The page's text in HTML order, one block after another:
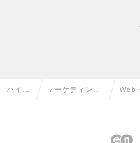
ハイク マーケティン Web
ィン